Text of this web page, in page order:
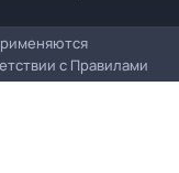
с Правилами